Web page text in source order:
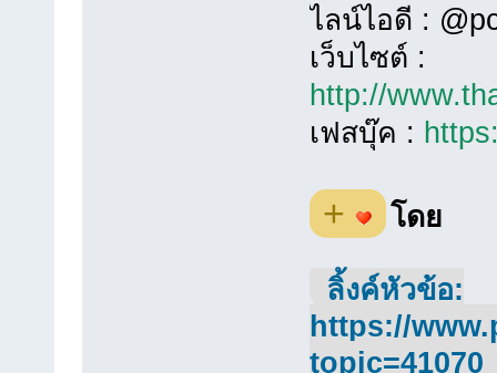
ไลน์ไอดี :
เว็บไซต์ :
http://
เฟสบุ๊ค :
+ โดย
ลิ้งค์หัวข้อ:
https://
topic=41070